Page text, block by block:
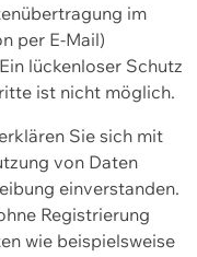
im
per E-Mail)
lückenloser Schutz
ist nicht möglich.
Sie sich mit
von Daten
einverstanden.
Registrierung
wie beispielsweise